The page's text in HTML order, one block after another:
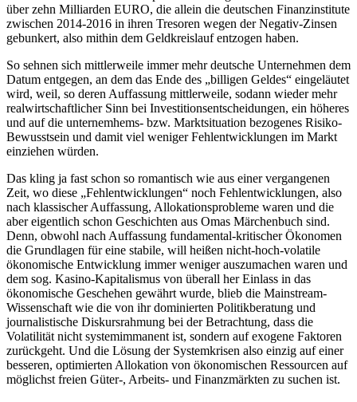
über zehn Milliarden EURO, die allein die deutschen Finanzinstitute
zwischen 2014-2016 in ihren Tresoren wegen der Negativ-Zinsen
gebunkert, also mithin dem Geldkreislauf entzogen haben.
So sehnen sich mittlerweile immer mehr deutsche Unternehmen dem
Datum entgegen, an dem das Ende des „billigen Geldes“ eingeläutet
wird, weil, so deren Auffassung mittlerweile, sodann wieder mehr
realwirtschaftlicher Sinn bei Investitionsentscheidungen, ein höheres
und auf die unternemhems- bzw. Marktsituation bezogenes Risiko-
Bewusstsein und damit viel weniger Fehlentwicklungen im Markt
einziehen würden.
Das kling ja fast schon so romantisch wie aus einer vergangenen
Zeit, wo diese „Fehlentwicklungen“ noch Fehlentwicklungen, also
nach klassischer Auffassung, Allokationsprobleme waren und die
aber eigentlich schon Geschichten aus Omas Märchenbuch sind.
Denn, obwohl nach Auffassung fundamental-kritischer Ökonomen
die Grundlagen für eine stabile, will heißen nicht-hoch-volatile
ökonomische Entwicklung immer weniger auszumachen waren und
dem sog. Kasino-Kapitalismus von überall her Einlass in das
ökonomische Geschehen gewährt wurde, blieb die Mainstream-
Wissenschaft wie die von ihr dominierten Politikberatung und
journalistische Diskursrahmung bei der Betrachtung, dass die
Volatilität nicht systemimmanent ist, sondern auf exogene Faktoren
zurückgeht. Und die Lösung der Systemkrisen also einzig auf einer
besseren, optimierten Allokation von ökonomischen Ressourcen auf
möglichst freien Güter-, Arbeits- und Finanzmärkten zu suchen ist.